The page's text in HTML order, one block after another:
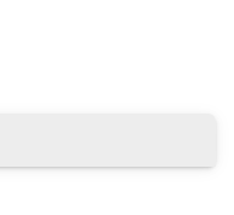
В случае попадания на
индивидуальная